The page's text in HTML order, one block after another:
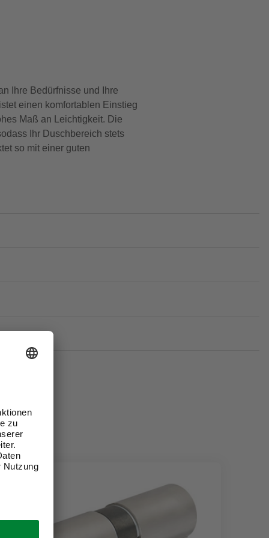
Ihre Bedürfnisse und Ihre
einen komfortablen Einstieg
Maß an Leichtigkeit. Die
Ihr Duschbereich stets
so mit einer guten